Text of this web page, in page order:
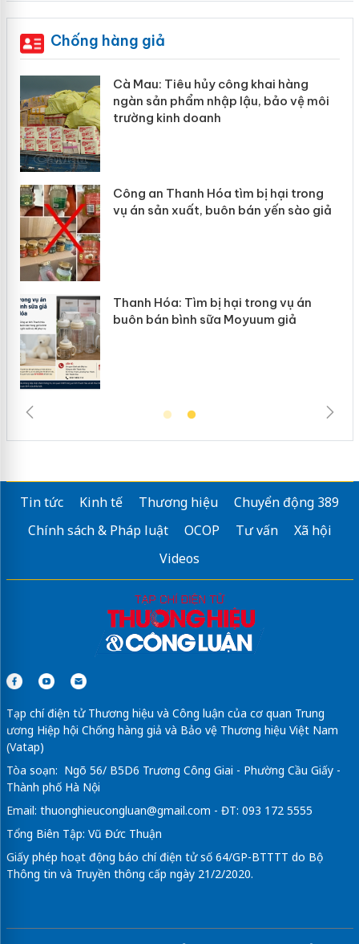
Chống hàng giả
Cà Mau: Tiêu hủy công khai hàng
ngàn sản phẩm nhập lậu, bảo vệ môi
trường kinh doanh
Công an Thanh Hóa tìm bị hại trong
vụ án sản xuất, buôn bán yến sào giả
Thanh Hóa: Tìm bị hại trong vụ án
buôn bán bình sữa Moyuum giả
Tin tức Kinh tế Thương hiệu
Chuyển động 389
Chính sách & Pháp luật
OCOP Tư vấn
Xã hội
Videos
Tạp chí điện tử Thương hiệu và Công luận của cơ quan Trung
ương Hiệp hội Chống hàng giả và Bảo vệ Thương hiệu Việt Nam
(Vatap)
Tòa soạn: Ngõ 56/ B5D6 Trương Công Giai - Phường Cầu Giấy -
Thành phố Hà Nội
Email: thuonghieucongluan@gmail.com - ĐT: 093 172 5555
Tổng Biên Tập: Vũ Đức Thuận
Giấy phép hoạt động báo chí điện tử số 64/GP-BTTTT do Bộ
Thông tin và Truyền thông cấp ngày 21/2/2020.